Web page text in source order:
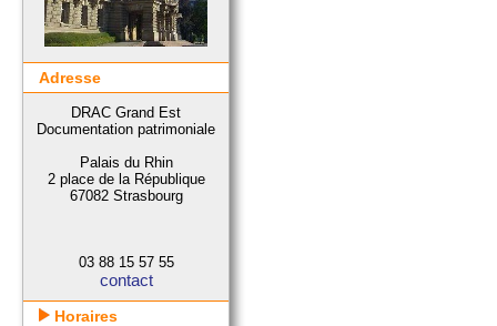
Adresse
DRAC Grand Est
Documentation patrimoniale
Palais du Rhin
2 place de la République
67082 Strasbourg
03 88 15 57 55
contact
Horaires